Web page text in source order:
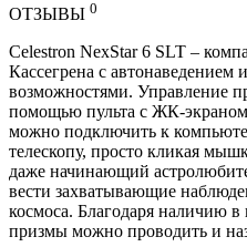
ОТЗЫВЫ 0
Celestron NexStar 6 SLT –
Кассегрена с
возможностями. Управление
помощью пульта с ЖК-
можно подключить к
телескопу, просто кликая
даже начинающий
вести захватывающие
космоса. Благодаря наличию в
призмы можно проводить и